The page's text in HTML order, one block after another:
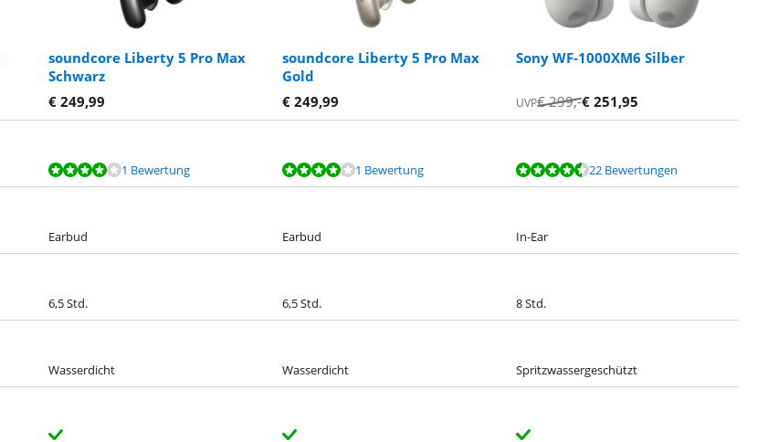
soundcore Liberty 5 Pro Max
Schwarz
soundcore Liberty 5 Pro Max
Gold
Sony WF-1000XM6 Silber
€ 249,99 € 249,99 UVP€299,-€ 251,95
1 Bewertung 1 Bewertung 22 Bewertungen
Earbud Earbud In-Ear
6,5 Std. 6,5 Std. 8 Std.
Wasserdicht Wasserdicht Spritzwassergeschützt